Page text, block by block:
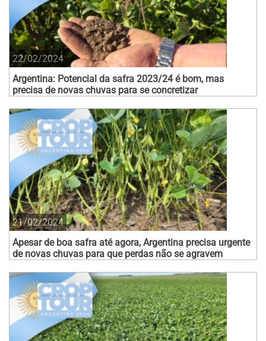
22/02/2024
Argentina: Potencial da safra 2023/24 é bom, mas
precisa de novas chuvas para se concretizar
21/02/2024
Apesar de boa safra até agora, Argentina precisa urgente
de novas chuvas para que perdas não se agravem